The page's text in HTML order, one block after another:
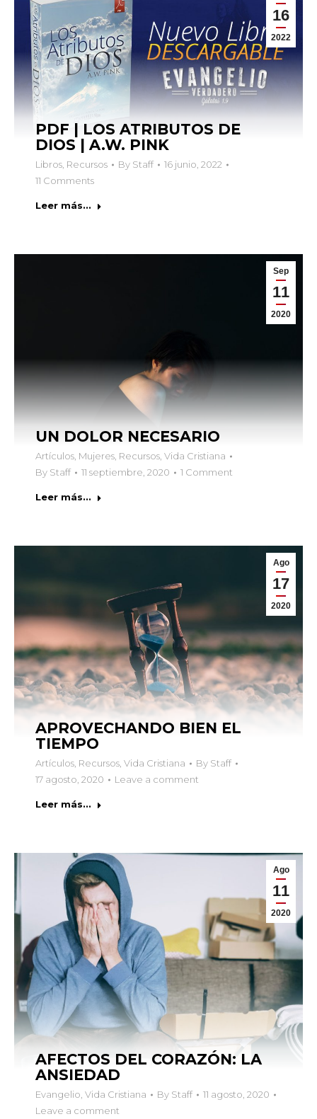
16
2022
PDF | LOS ATRIBUTOS DE
DIOS | A.W. PINK
Libros, Recursos By Staff
16 junio, 2022
11 Comments
Leer más...
Sep
11
2020
UN DOLOR NECESARIO
Artículos, Mujeres, Recursos, Vida Cristiana
By Staff 11 septiembre, 2020 1 Comment
Leer más...
Ago
17
2020
APROVECHANDO BIEN EL
TIEMPO
Artículos, Recursos, Vida Cristiana By Staff
17 agosto, 2020
Leave a comment
Leer más...
Ago
11
2020
AFECTOS DEL CORAZÓN: LA
ANSIEDAD
Evangelio, Vida Cristiana By Staff
11 agosto, 2020
Leave a comment